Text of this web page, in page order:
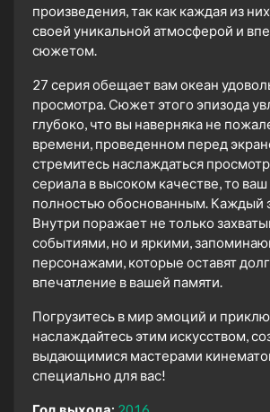
произведения, так как каждая из
своей уникальной атмосферой и
сюжетом.
27 серия обещает вам океан
просмотра. Сюжет этого эпизода
глубоко, что вы наверняка не
времени, проведенном перед
стремитесь наслаждаться
сериала в высоком качестве, то
полностью обоснованным. Каждый
Внутри поражает не только
событиями, но и яркими,
персонажами, которые оставят
впечатление в вашей памяти.
Погрузитесь в мир эмоций и
наслаждайтесь этим искусством,
выдающимися мастерами
специально для вас!